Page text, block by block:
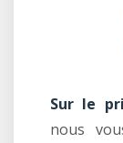
Sur le
nous